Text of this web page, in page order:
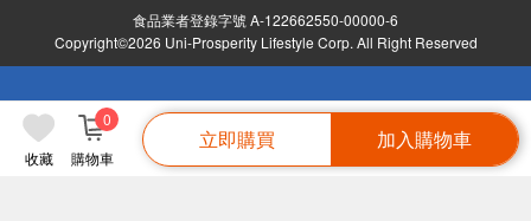
收藏 購物車
0
立即購買 加入購物車
食品業者登錄字號 A-122662550-00000-6
Copyright©2026 Uni-Prosperity Lifestyle Corp. All Right Reserved